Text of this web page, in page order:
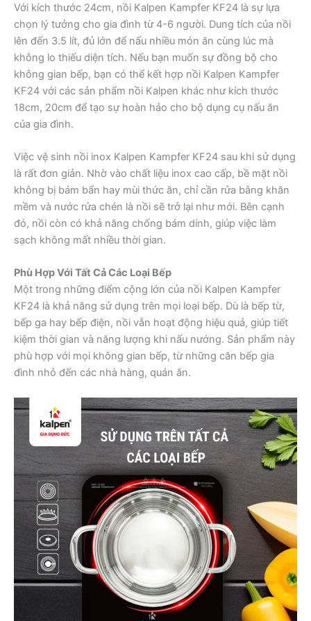
Với kích thước 24cm, nồi Kalpen Kampfer KF24 là sự lựa
chọn lý tưởng cho gia đình từ 4-6 người. Dung tích của nồi
lên đến 3.5 lít, đủ lớn để nấu nhiều món ăn cùng lúc mà
không lo thiếu diện tích. Nếu bạn muốn sự đồng bộ cho
không gian bếp, bạn có thể kết hợp nồi Kalpen Kampfer
KF24 với các sản phẩm nồi Kalpen khác như kích thước
18cm, 20cm để tạo sự hoàn hảo cho bộ dụng cụ nấu ăn
của gia đình.
Việc vệ sinh nồi inox Kalpen Kampfer KF24 sau khi sử dụng
là rất đơn giản. Nhờ vào chất liệu inox cao cấp, bề mặt nồi
không bị bám bẩn hay mùi thức ăn, chỉ cần rửa bằng khăn
mềm và nước rửa chén là nồi sẽ trở lại như mới. Bên cạnh
đó, nồi còn có khả năng chống bám dính, giúp việc làm
sạch không mất nhiều thời gian.
Phù Hợp Với Tất Cả Các Loại Bếp
Một trong những điểm cộng lớn của nồi Kalpen Kampfer
KF24 là khả năng sử dụng trên mọi loại bếp. Dù là bếp từ,
bếp ga hay bếp điện, nồi vẫn hoạt động hiệu quả, giúp tiết
kiệm thời gian và năng lượng khi nấu nướng. Sản phẩm này
phù hợp với mọi không gian bếp, từ những căn bếp gia
đình nhỏ đến các nhà hàng, quán ăn.